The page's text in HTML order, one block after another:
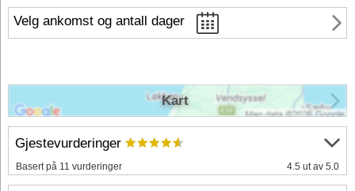
Velg ankomst og antall dager
Gjestevurderinger
Basert på 11 vurderinger 4.5 ut av 5.0
Kart